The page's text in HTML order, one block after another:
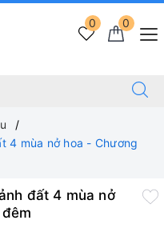
0
0
4 mùa nở hoa - Chương
đất 4 mùa nở